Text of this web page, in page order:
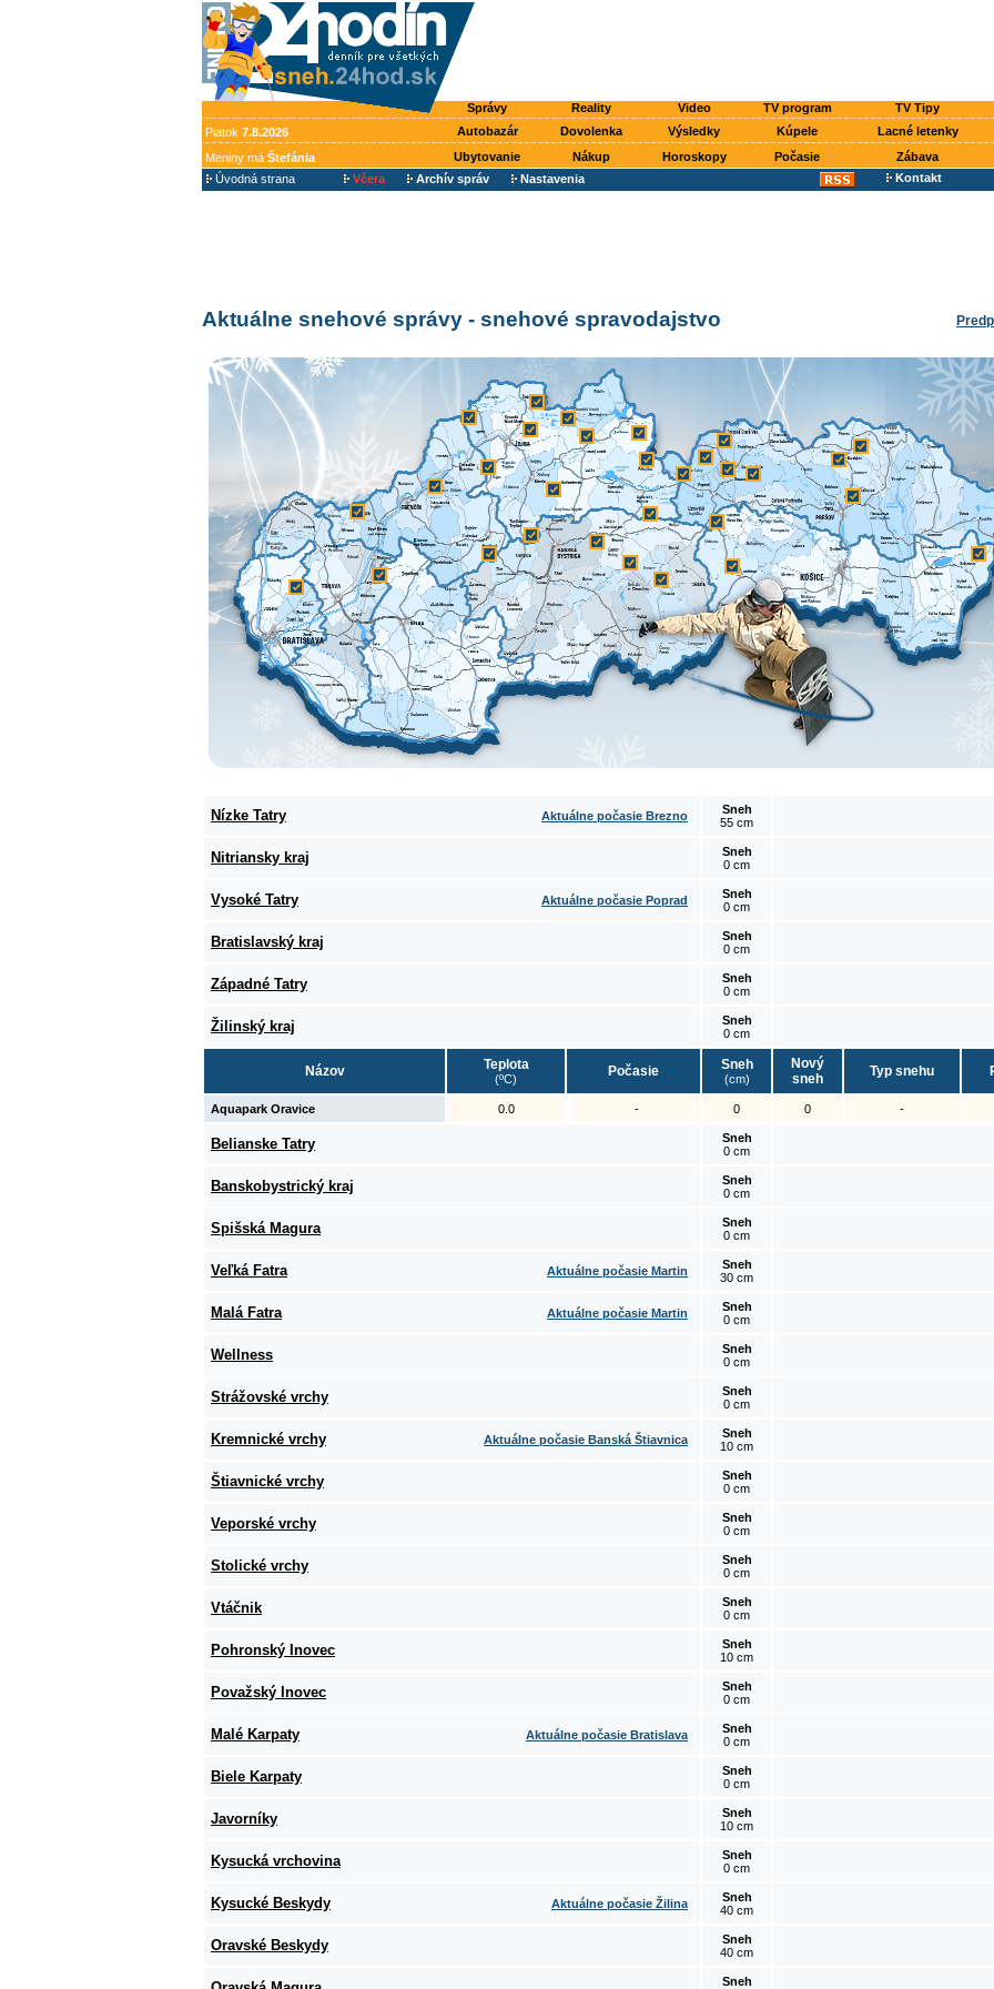
Správy Reality Video TV program TV Tipy
Piatok 7.8.2026 Autobazár Dovolenka Výsledky Kúpele Lacné letenky
Meniny má Štefánia Ubytovanie Nákup Horoskopy Počasie Zábava
Úvodná strana
Včera Archív správ Nastavenia Kontakt
Aktuálne snehové správy - snehové spravodajstvo
Nízke Tatry Aktuálne počasie Brezno
Sneh
55 cm
Nitriansky kraj
Sneh
0 cm
Vysoké Tatry Aktuálne počasie Poprad
Sneh
0 cm
Bratislavský kraj
Sneh
0 cm
Západné Tatry
Sneh
0 cm
Žilinský kraj
Sneh
0 cm
Názov Teplota
(ºC) Počasie Sneh
(cm)
Nový
sneh
Typ snehu
Aquapark Oravice 0.0 - 0 0 -
Belianske Tatry
Sneh
0 cm
Banskobystrický kraj
Sneh
0 cm
Spišská Magura
Sneh
0 cm
Veľká Fatra Aktuálne počasie Martin
Sneh
30 cm
Malá Fatra Aktuálne počasie Martin
Sneh
0 cm
Wellness
Sneh
0 cm
Strážovské vrchy
Sneh
0 cm
Kremnické vrchy Aktuálne počasie Banská Štiavnica
Sneh
10 cm
Štiavnické vrchy
Sneh
0 cm
Veporské vrchy
Sneh
0 cm
Stolické vrchy
Sneh
0 cm
Vtáčnik
Sneh
0 cm
Pohronský Inovec
Sneh
10 cm
Považský Inovec
Sneh
0 cm
Malé Karpaty Aktuálne počasie Bratislava
Sneh
0 cm
Biele Karpaty
Sneh
0 cm
Javorníky
Sneh
10 cm
Kysucká vrchovina
Sneh
0 cm
Kysucké Beskydy Aktuálne počasie Žilina
Sneh
40 cm
Oravské Beskydy
Sneh
40 cm
Sneh